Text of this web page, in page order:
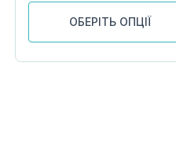
ОБЕРІТЬ ОПЦІЇ